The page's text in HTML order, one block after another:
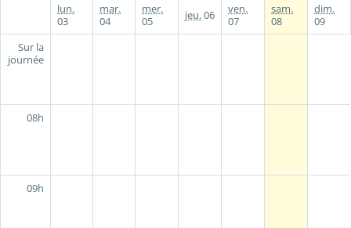
lun.
03
mar.
04
mer.
05
jeu.06
ven.
07
sam.
08
dim.
09
Sur la
journée
08h
09h